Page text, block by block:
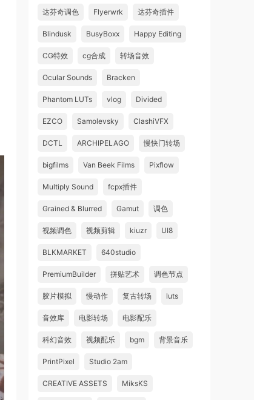
达芬奇调色 Flyerwrk 达芬奇插件
Blindusk BusyBoxx Happy Editing
CG特效 cg合成 转场音效
Ocular Sounds Bracken
Phantom LUTs vlog Divided
EZCO Samolevsky ClashiVFX
DCTL ARCHIPELAGO 慢快门转场
bigfilms Van Beek Films Pixflow
Multiply Sound fcpx插件
Grained & Blurred Gamut 调色
视频调色 视频剪辑 kiuzr UI8
BLKMARKET 640studio
PremiumBuilder 拼贴艺术 调色节点
胶片模拟 慢动作 复古转场 luts
音效库 电影转场 电影配乐
科幻音效 视频配乐 bgm 背景音乐
PrintPixel Studio 2am
CREATIVE ASSETS MiksKS